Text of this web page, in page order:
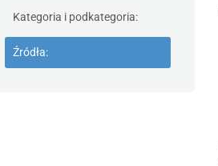
Kategoria i podkategoria:
Źródła: